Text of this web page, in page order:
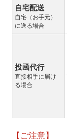
自宅配送
自宅（お手元）
に送る場合
投函代行
直接相手に届け
る場合
【ご注意】